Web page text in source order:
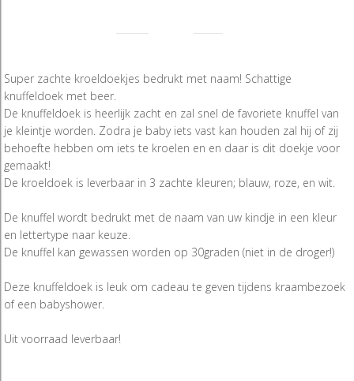
Super zachte kroeldoekjes bedrukt met naam! Schattige
knuffeldoek met beer.
De knuffeldoek is heerlijk zacht en zal snel de favoriete knuffel van
je kleintje worden. Zodra je baby iets vast kan houden zal hij of zij
behoefte hebben om iets te kroelen en en daar is dit doekje voor
gemaakt!
De kroeldoek is leverbaar in 3 zachte kleuren; blauw, roze, en wit.
De knuffel wordt bedrukt met de naam van uw kindje in een kleur
en lettertype naar keuze.
De knuffel kan gewassen worden op 30graden (niet in de droger!)
Deze knuffeldoek is leuk om cadeau te geven tijdens kraambezoek
of een babyshower.
Uit voorraad leverbaar!